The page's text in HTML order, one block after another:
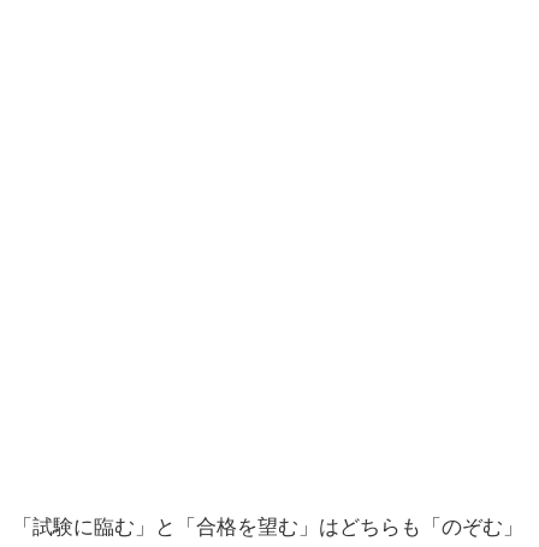
「試験に臨む」と「合格を望む」はどちらも「のぞむ」